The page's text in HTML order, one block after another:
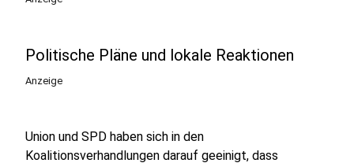
Politische Pläne und lokale Reaktionen
Anzeige
Union und SPD haben sich in den
Koalitionsverhandlungen darauf geeinigt, dass